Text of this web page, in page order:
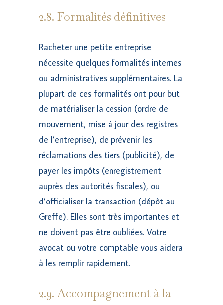
2.8. Formalités définitives
Racheter une petite entreprise
nécessite quelques formalités internes
ou administratives supplémentaires. La
plupart de ces formalités ont pour but
de matérialiser la cession (ordre de
mouvement, mise à jour des registres
de l’entreprise), de prévenir les
réclamations des tiers (publicité), de
payer les impôts (enregistrement
auprès des autorités fiscales), ou
d’officialiser la transaction (dépôt au
Greffe). Elles sont très importantes et
ne doivent pas être oubliées. Votre
avocat ou votre comptable vous aidera
à les remplir rapidement.
2.9. Accompagnement à la